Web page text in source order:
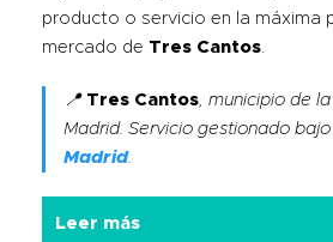
producto o servicio en la máxima
mercado de Tres Cantos
📍 Tres Cantos , municipio de
Madrid. Servicio gestionado
Madrid.
Leer más